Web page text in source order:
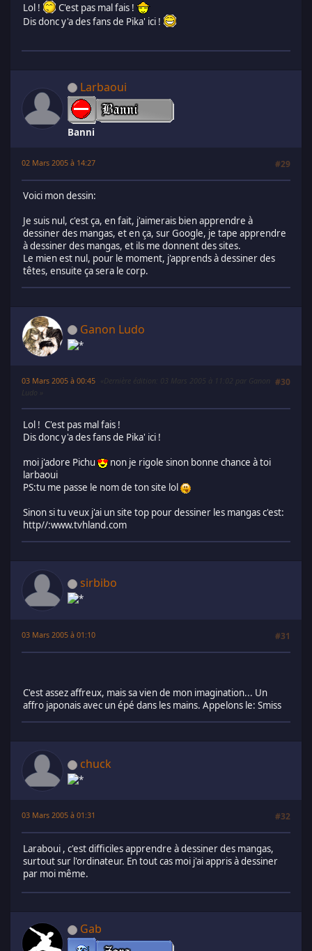
Lol !
C'est pas mal fais !
Dis donc y'a des fans de Pika' ici !
Larbaoui
Banni
02 Mars 2005 à 14:27 #29
Voici mon dessin:
Je suis nul, c'est ça, en fait, j'aimerais bien apprendre à
dessiner des mangas, et en ça, sur Google, je tape apprendre
à dessiner des mangas, et ils me donnent des sites.
Le mien est nul, pour le moment, j'apprends à dessiner des
têtes, ensuite ça sera le corp.
Ganon Ludo
03 Mars 2005 à 00:45 #30
Dernière édition
: 03 Mars 2005 à 11:02 par Ganon
Ludo
Lol ! C'est pas mal fais !
Dis donc y'a des fans de Pika' ici !
moi j'adore Pichu
non je rigole sinon bonne chance à toi
larbaoui
PS:tu me passe le nom de ton site lol
Sinon si tu veux j'ai un site top pour dessiner les mangas c'est:
http//:www.tvhland.com
sirbibo
03 Mars 2005 à 01:10 #31
C'est assez affreux, mais sa vien de mon imagination... Un
affro japonais avec un épé dans les mains. Appelons le: Smiss
chuck
03 Mars 2005 à 01:31 #32
Laraboui , c'est difficiles apprendre à dessiner des mangas,
surtout sur l'ordinateur. En tout cas moi j'ai appris à dessiner
par moi même.
Gab